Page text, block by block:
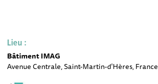
Lieu :
Bâtiment IMAG
Avenue Centrale, Saint-Martin-d'Hères, France